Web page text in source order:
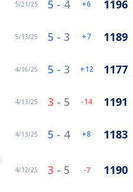
5/21/25 5 - 4 6 1196
5/13/25 5 - 3 7 1189
4/16/25 5 - 3 12 1177
4/13/25 3 - 5 -14 1191
4/13/25 5 - 4 8 1183
4/12/25 3 - 5 -7 1190